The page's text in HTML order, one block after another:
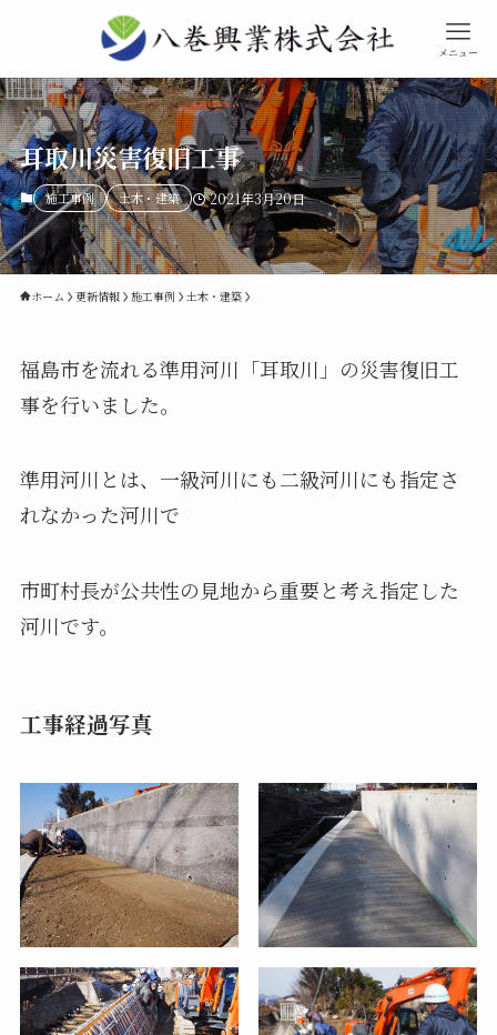
メニュー
耳取川災害復旧工事
施工事例 土木・建築 2021年3月20日
ホーム 更新情報 施工事例 土木・建築
福島市を流れる準用河川「耳取川」の災害復旧工
事を行いました。
準用河川とは、一級河川にも二級河川にも指定さ
れなかった河川で
市町村長が公共性の見地から重要と考え指定した
河川です。
工事経過写真